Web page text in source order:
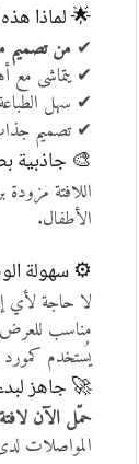
🌟 لماذا
✔ من تصميم
✔ يتماشى مع
✔ سهل
✔ تصميم
🎨 جاذبية
اللافتة
الأطفال.
⚙️ سهولة
لا حاجة لأي
مناسب للعرض
يُستخدم
🚀 جاهز
حمّل الآن
المواصلات